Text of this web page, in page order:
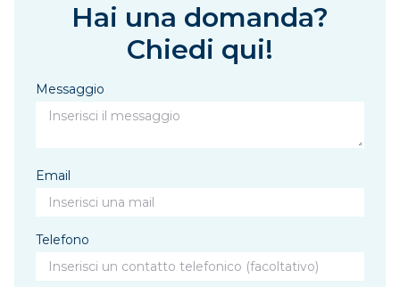
Hai una domanda?
Chiedi qui!
Messaggio
Email
Telefono